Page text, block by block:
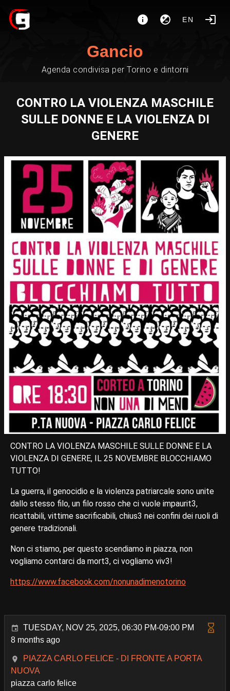
EN
Gancio
Agenda condivisa per Torino e dintorni
CONTRO LA VIOLENZA MASCHILE
SULLE DONNE E LA VIOLENZA DI
GENERE
CONTRO LA VIOLENZA MASCHILE SULLE DONNE E LA
VIOLENZA DI GENERE, IL 25 NOVEMBRE BLOCCHIAMO
TUTTO!
La guerra, il genocidio e la violenza patriarcale sono unite
dallo stesso filo, un filo rosso che ci vuole impaurit3,
ricattabili, vittime sacrificabili, chius3 nei confini dei ruoli di
genere tradizionali.
Non ci stiamo, per questo scendiamo in piazza, non
vogliamo contarci da mort3, ci vogliamo viv3!
https://www.facebook.com/nonunadimenotorino
TUESDAY, NOV 25, 2025, 06:30 PM-09:00 PM
8 months ago
PIAZZA CARLO FELICE - DI FRONTE A PORTA
NUOVA
piazza carlo felice